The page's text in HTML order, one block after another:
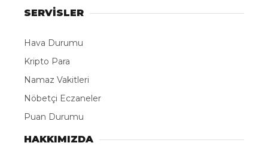
SERVİSLER
Hava Durumu
Kripto Para
Namaz Vakitleri
Nöbetçi Eczaneler
Puan Durumu
HAKKIMIZDA